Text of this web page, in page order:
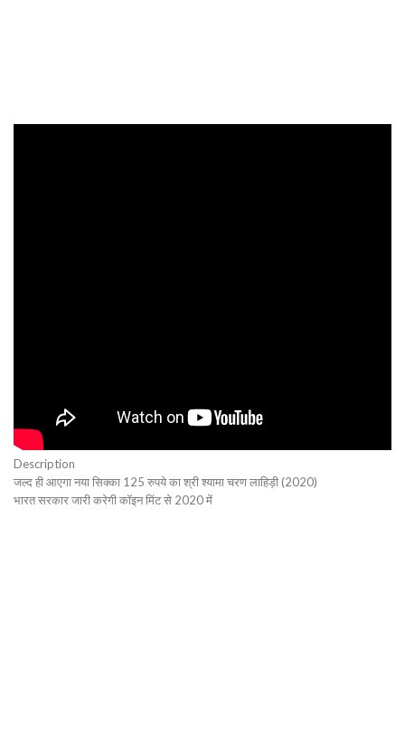
Description
जल्द ही आएगा नया सिक्का 125 रुपये का श्री श्यामा चरण लाहिड़ी (2020)
भारत सरकार जारी करेगी कॉइन मिंट से 2020 में